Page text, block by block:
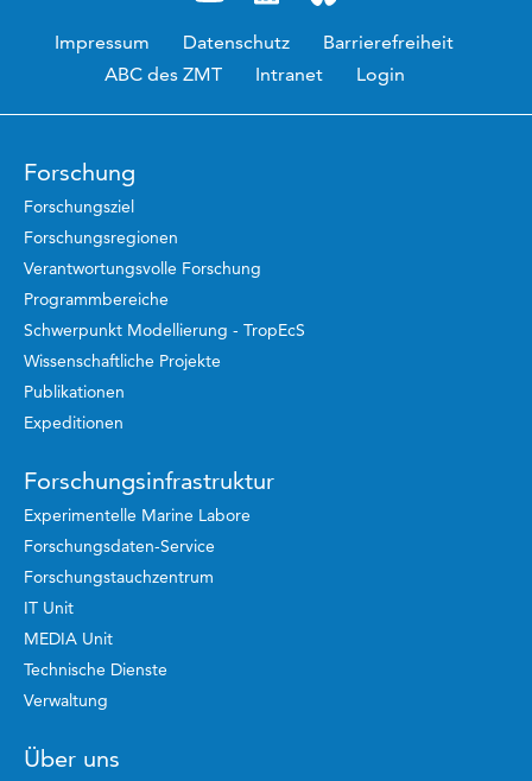
Impressum Datenschutz
Barrierefreiheit
ABC des ZMT
Intranet Login
Forschung
Forschungsziel
Forschungsregionen
Verantwortungsvolle Forschung
Programmbereiche
Schwerpunkt Modellierung - TropEcS
Wissenschaftliche Projekte
Publikationen
Expeditionen
Forschungsinfrastruktur
Experimentelle Marine Labore
Forschungsdaten-Service
Forschungstauchzentrum
IT Unit
MEDIA Unit
Technische Dienste
Verwaltung
Über uns